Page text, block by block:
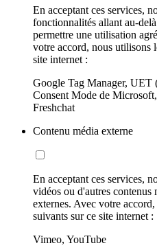
En acceptant ces services,
fonctionnalités allant au-
permettre une utilisation
votre accord, nous utilisons
site internet :
Google Tag Manager,
Consent Mode de
Freshchat
Contenu média externe
En acceptant ces services,
vidéos ou d'autres contenus
externes. Avec votre
suivants sur ce site internet :
Vimeo, YouTube